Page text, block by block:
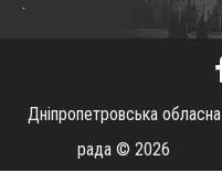
Дніпропетровська обласна
рада © 2026